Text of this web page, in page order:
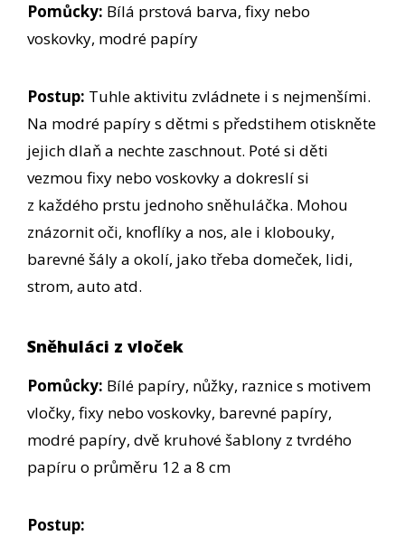
Pomůcky: Bílá prstová barva, fixy nebo
voskovky, modré papíry
Postup: Tuhle aktivitu zvládnete i s nejmenšími.
Na modré papíry s dětmi s předstihem otiskněte
jejich dlaň a nechte zaschnout. Poté si děti
vezmou fixy nebo voskovky a dokreslí si
z každého prstu jednoho sněhuláčka. Mohou
znázornit oči, knoflíky a nos, ale i klobouky,
barevné šály a okolí, jako třeba domeček, lidi,
strom, auto atd.
Sněhuláci z vloček
Pomůcky: Bílé papíry, nůžky, raznice s motivem
vločky, fixy nebo voskovky, barevné papíry,
modré papíry, dvě kruhové šablony z tvrdého
papíru o průměru 12 a 8 cm
Postup: